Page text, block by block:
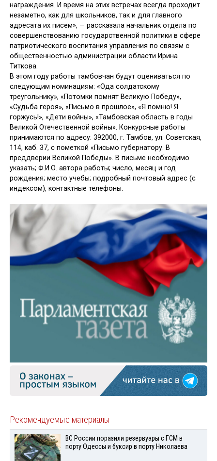
награждения. И время на этих встречах всегда проходит
незаметно, как для школьников, так и для главного
адресата их писем», — рассказала начальник отдела по
совершенствованию государственной политики в сфере
патриотического воспитания управления по связям с
общественностью администрации области Ирина
Титкова.
В этом году работы тамбовчан будут оцениваться по
следующим номинациям: «Ода солдатскому
треугольнику», «Потомки помнят Великую Победу»,
«Судьба героя», «Письмо в прошлое», «Я помню! Я
горжусь!», «Дети войны», «Тамбовская область в годы
Великой Отечественной войны». Конкурсные работы
принимаются по адресу: 392000, г. Тамбов, ул. Советская,
114, каб. 37, с пометкой «Письмо губернатору. В
преддверии Великой Победы». В письме необходимо
указать; Ф.И.О. автора работы; число, месяц и год
рождения; место учебы; подробный почтовый адрес (с
индексом), контактные телефоны.
Рекомендуемые материалы
ВС России поразили резервуары с ГСМ в
порту Одессы и буксир в порту Николаева